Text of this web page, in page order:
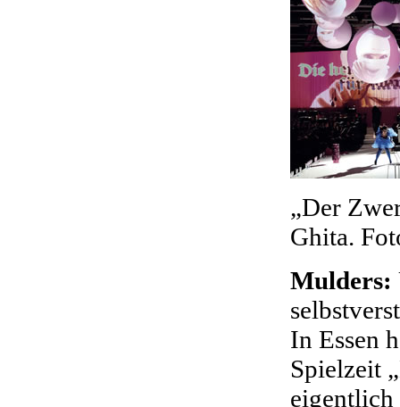
„Der
Ghita.
Mulders:
In Essen
Spielzeit